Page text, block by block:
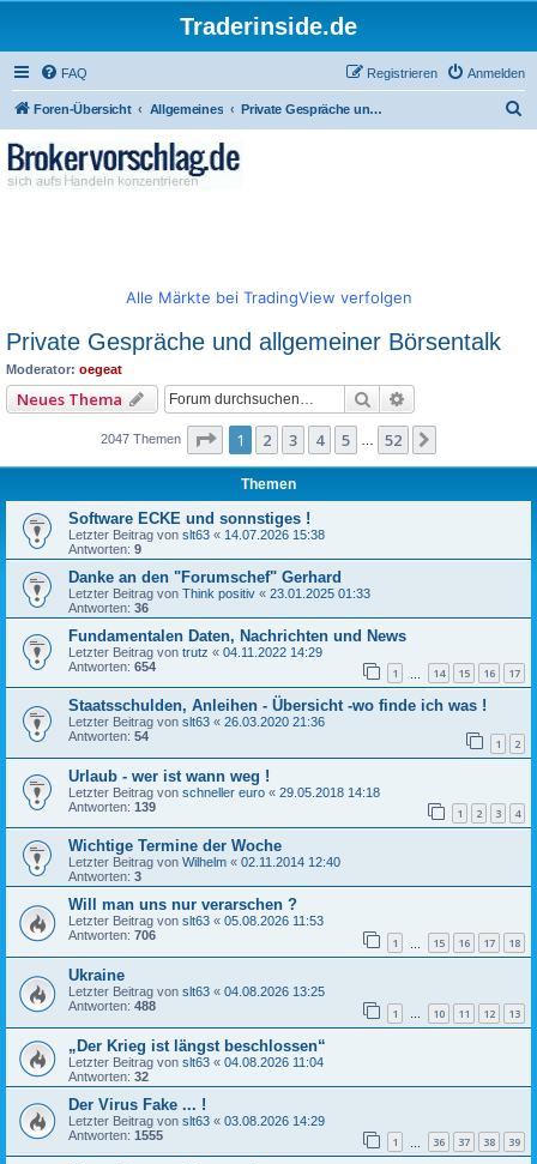
Traderinside.de
FAQ Anmelden
Registrieren
Foren-Übersicht Allgemeines Private Gespräche und allgemeiner Börsentalk
Alle Märkte bei TradingView verfolgen
Private Gespräche und allgemeiner Börsentalk
Moderator: oegeat
Neues Thema Suche
2047 Themen Seite 1von 52
1 2 3 4 5 52
Themen
Software ECKE und sonnstiges !
Letzter Beitrag von slt63 « 14.07.2026 15:38
Antworten: 9
Danke an den "Forumschef" Gerhard
Letzter Beitrag von Think positiv « 23.01.2025 01:33
Antworten: 36
Fundamentalen Daten, Nachrichten und News
Letzter Beitrag von trutz « 04.11.2022 14:29
Antworten: 654 1 14 15 16 17
Staatsschulden, Anleihen - Übersicht -wo finde ich was !
Letzter Beitrag von slt63 « 26.03.2020 21:36
Antworten: 54 1 2
Urlaub - wer ist wann weg !
Letzter Beitrag von schneller euro « 29.05.2018 14:18
Antworten: 139 1 2 3 4
Wichtige Termine der Woche
Letzter Beitrag von Wilhelm « 02.11.2014 12:40
Antworten: 3
Will man uns nur verarschen ?
Letzter Beitrag von slt63 « 05.08.2026 11:53
Antworten: 706 1 15 16 17 18
Ukraine
Letzter Beitrag von slt63 « 04.08.2026 13:25
Antworten: 488 1 … 10 11 12 13
„Der Krieg ist längst beschlossen“
Letzter Beitrag von slt63 « 04.08.2026 11:04
Antworten: 32
Der Virus Fake ... !
Letzter Beitrag von slt63 « 03.08.2026 14:29
Antworten: 1555 1 36 37 38 39